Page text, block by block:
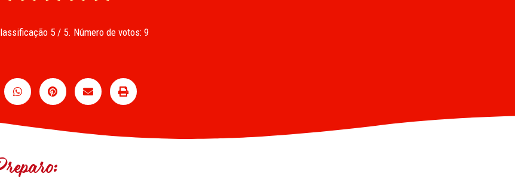
5 / 5. Número de votos: 9